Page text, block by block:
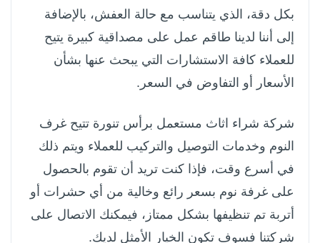
بكل دقة، الذي يتناسب مع حالة العفش، بالإضافة
إلى أننا لدينا طاقم عمل على مصداقية كبيرة يتيح
للعملاء كافة الاستشارات التي يبحث عنها بشأن
الأسعار أو التفاوض في السعر.
شركة شراء اثاث مستعمل برأس تنورة تتيح غرف
النوم وخدمات التوصيل والتركيب للعملاء ويتم ذلك
في أسرع وقت، فإذا كنت تريد أن تقوم بالحصول
على غرفة نوم بسعر رائع وخالية من أي حشرات أو
أتربة تم تنظيفها بشكل ممتاز، فيمكنك الاتصال على
شركتنا فسوف تكون الخيار الأمثل لديك.